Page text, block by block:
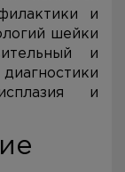
и
шейки
и
и